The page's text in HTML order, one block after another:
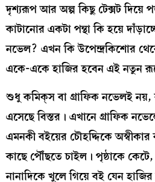
দৃশ্যরূপ আর অল্প কিছু টেক্সট দিয়ে
কাটানোর একটা পন্থা কি হয়ে
নভেল? এখন কি উপেন্দ্রকিশোর
একে-একে হাজির হবেন এই নতুন
শুধু কমিক্‌স বা গ্রাফিক নভেলই নয়,
এসেছে বিস্তর। এখানে গ্রাফিক
এমনকী বইয়ের চৌহদ্দিকে
কাছে পৌঁছতে চাইল। পৃষ্ঠাকে
নানাদিকে খুলে গিয়ে বই যেন